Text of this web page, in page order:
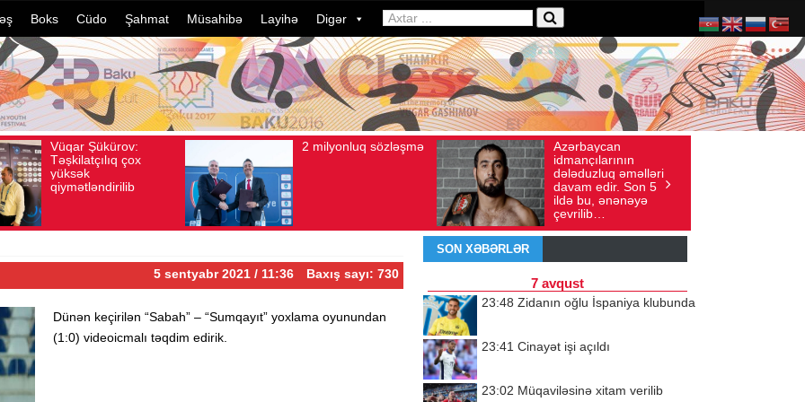
Boks Cüdo Şahmat Müsahibə Layihə Digər
2 milyonluq sözləşmə
Baxış sayı: 80
04, 2026
Azərbaycan
dələduzluq əməlləri
Baxış sayı: 136
Avqust 04, 2026
Ad gününü vətənində
qeyd etməsə də,
ürəyi hər zaman
doğma yurdu ilə
döyünür
Baxış sayı: 238
İyul 30, 2026
5 sentyabr 2021 / 11:36 Baxış sayı: 730
Dünən keçirilən “Sabah” – “Sumqayıt” yoxlama oyunundan
(1:0) videoicmalı təqdim edirik.
SON XƏBƏRLƏR
7 avqust
23:48 Zidanın oğlu İspaniya klubunda
23:41 Cinayət işi açıldı
23:02 Müqaviləsinə xitam verilib